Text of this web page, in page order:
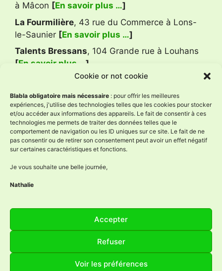
Cookie or not cookie
Blabla obligatoire mais nécessaire : pour offrir les meilleures
expériences, j'utilise des technologies telles que les cookies pour stocker
et/ou accéder aux informations des appareils. Le fait de consentir à ces
technologies me permets de traiter des données telles que le
comportement de navigation ou les ID uniques sur ce site. Le fait de ne
pas consentir ou de retirer son consentement peut avoir un effet négatif
sur certaines caractéristiques et fonctions.
Je vous souhaite une belle journée,
Nathalie
Accepter
Refuser
Voir les préférences
à Mâcon [En savoir plus …]
La Fourmilière, 43 rue du Commerce à Lons-
le-Saunier [En savoir plus …]
Talents Bressans, 104 Grande rue à Louhans
[En savoir plus … ]
Avis Google
L'Âne à Nath
4.9
Basé sur 59 avis
powered byG oogle
évaluez-nous sur
Réseaux sociaux
Facebook
Instagram
YouTubeLinkedIn